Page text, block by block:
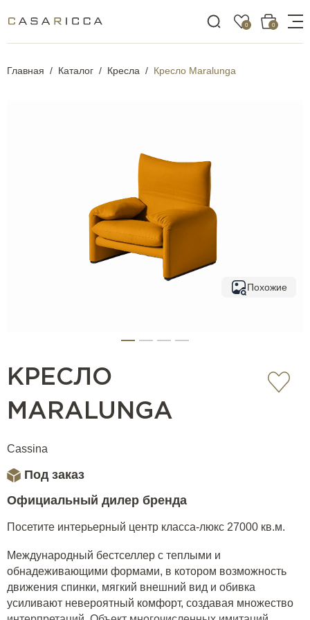
0 0
Главная Каталог Кресла Кресло Maralunga
Похожие
КРЕСЛО
MARALUNGA
Cassina
Под заказ
Официальный дилер бренда
Посетите интерьерный центр класса-люкс 27000 кв.м.
Международный бестселлер с теплыми и
обнадеживающими формами, в котором возможность
движения спинки, мягкий внешний вид и обивка
усиливают невероятный комфорт, создавая множество